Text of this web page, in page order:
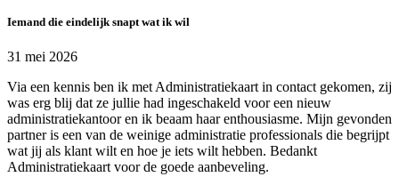
Iemand die eindelijk snapt wat ik wil
31 mei 2026
Via een kennis ben ik met Administratiekaart in contact gekomen, zij
was erg blij dat ze jullie had ingeschakeld voor een nieuw
administratiekantoor en ik beaam haar enthousiasme. Mijn gevonden
partner is een van de weinige administratie professionals die begrijpt
wat jij als klant wilt en hoe je iets wilt hebben. Bedankt
Administratiekaart voor de goede aanbeveling.